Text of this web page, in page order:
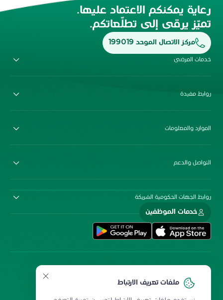
ملفات تعريف الارتباط
رعاية يمكنكم الاعتماد عليها.
تميّز يرقى إلى تطلّعاتكم.
مركز الاتصال الموحد 199019
خدمات المرضى
روابط مفيدة
الموارد والمعلومات
التواصل والدعم
روابط الجهات الحكومية الشريكة
خدمات الموظفين